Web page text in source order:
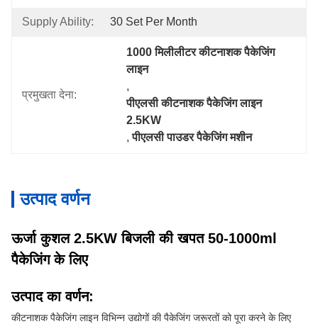
Supply Ability: 30 Set Per Month
प्रमुखता देना:
1000 मिलीलीटर कीटनाशक पैकेजिंग
लाइन
,
पीएलसी कीटनाशक पैकेजिंग लाइन
2.5KW
, पीएलसी पाउडर पैकेजिंग मशीन
उत्पाद वर्णन
ऊर्जा कुशल 2.5KW बिजली की खपत 50-1000ml
पैकेजिंग के लिए
उत्पाद का वर्णन:
कीटनाशक पैकेजिंग लाइन विभिन्न उद्योगों की पैकेजिंग जरूरतों को पूरा करने के लिए